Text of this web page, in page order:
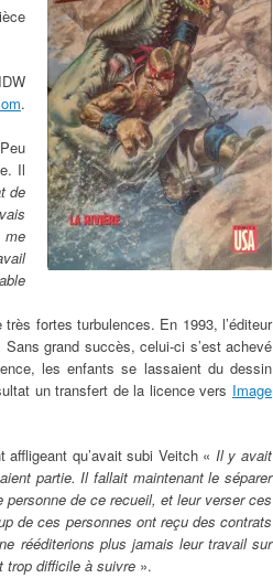
.
Il
de
me
fortes turbulences. En 1993, l’éditeur
Sans grand succès, celui-ci s’est achevé
les enfants se lassaient du dessin
un transfert de la licence vers Image
qu’avait subi Veitch « Il y avait
partie. Il fallait maintenant le séparer
de ce recueil, et leur verser ces
de ces personnes ont reçu des contrats
rééditerions plus jamais leur travail sur
trop difficile à suivre ».